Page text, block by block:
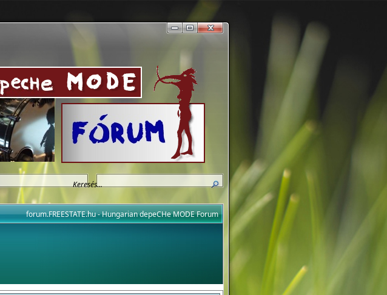
forum.FREESTATE.hu - Hungarian depeCHe MODE Forum